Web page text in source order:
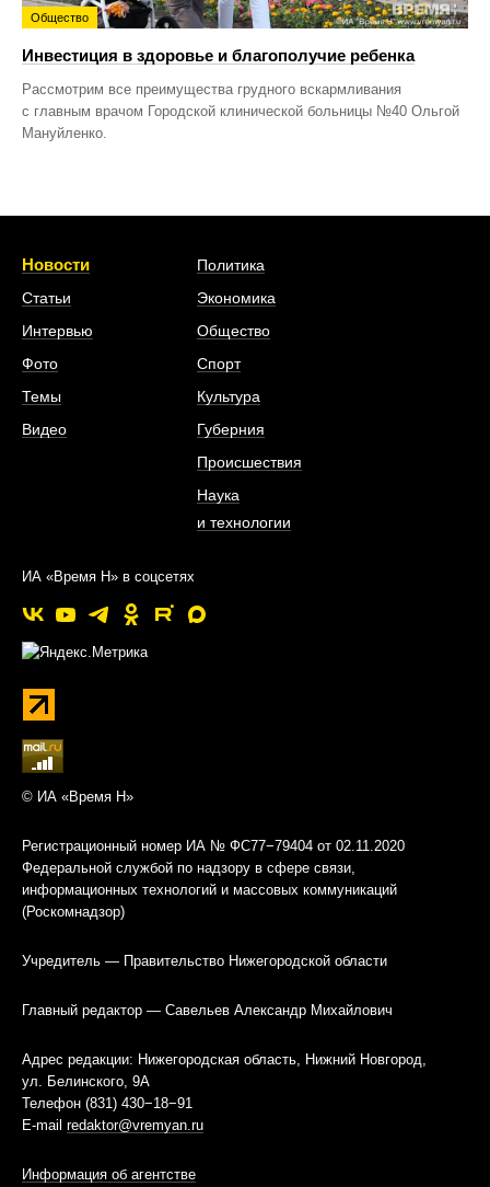
Общество
Инвестиция в здоровье и благополучие ребенка
Рассмотрим все преимущества грудного вскармливания
с главным врачом Городской клинической больницы №40 Ольгой
Мануйленко.
Новости
Статьи
Интервью
Фото
Темы
Видео
Политика
Экономика
Общество
Спорт
Культура
Губерния
Происшествия
Наука
и технологии
ИА «Время Н» в соцсетях
© ИА «Время Н»
Регистрационный номер ИА № ФС77−79404 от 02.11.2020
Федеральной службой по надзору в сфере связи,
информационных технологий и массовых коммуникаций
(Роскомнадзор)
Учредитель — Правительство Нижегородской области
Главный редактор — Савельев Александр Михайлович
Адрес редакции: Нижегородская область, Нижний Новгород,
ул. Белинского, 9А
Телефон (831) 430−18−91
E-mail redaktor@vremyan.ru
Информация об агентстве